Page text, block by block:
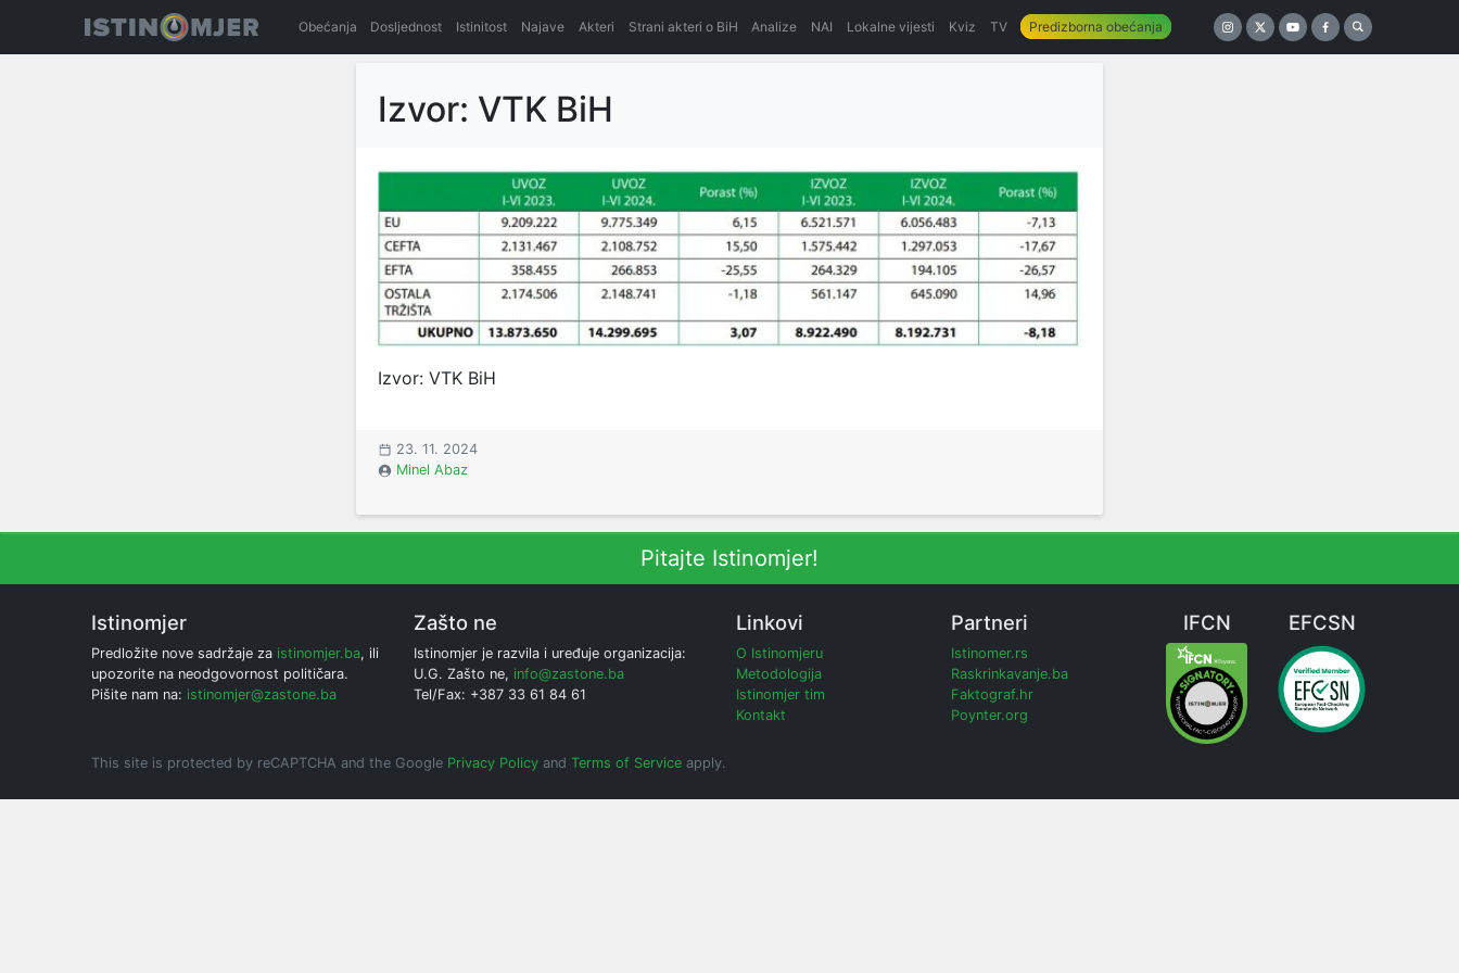
Obećanja Dosljednost Istinitost Najave Akteri Strani akteri o BiH Analize NAI Lokalne vijesti Kviz TV Predizborna obećanja
Izvor: VTK BiH
Izvor: VTK BiH
23. 11. 2024
Minel Abaz
Pitajte Istinomjer!
Istinomjer
Predložite nove sadržaje za istinomjer.ba, ili
upozorite na neodgovornost političara.
Pišite nam na: istinomjer@zastone.ba
Zašto ne
Istinomjer je razvila i uređuje organizacija:
U.G. Zašto ne, info@zastone.ba
Tel/Fax: +387 33 61 84 61
Linkovi
O Istinomjeru
Metodologija
Istinomjer tim
Kontakt
Partneri
Istinomer.rs
Raskrinkavanje.ba
Faktograf.hr
Poynter.org
IFCN EFCSN
This site is protected by reCAPTCHA and the Google Privacy Policy and Terms of Service apply.